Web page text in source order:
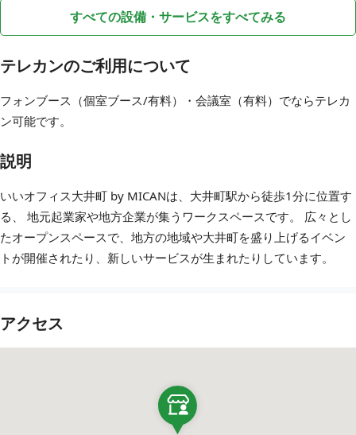
すべての設備・サービスをすべてみる
テレカンのご利用について
フォンブース（個室ブース/有料）・会議室（有料）でならテレカ
ン可能です。
説明
いいオフィス大井町 by MICANは、大井町駅から徒歩1分に位置す
る、 地元起業家や地方企業が集うワークスペースです。 広々とし
たオープンスペースで、地方の地域や大井町を盛り上げるイベン
トが開催されたり、新しいサービスが生まれたりしています。
アクセス